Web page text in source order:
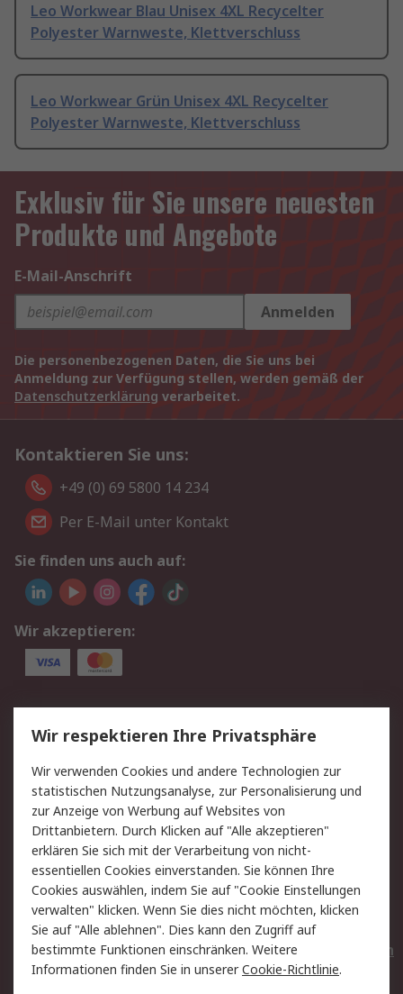
Leo Workwear Blau Unisex 4XL Recycelter
Polyester Warnweste, Klettverschluss
Leo Workwear Grün Unisex 4XL Recycelter
Polyester Warnweste, Klettverschluss
Exklusiv für Sie unsere neuesten
Produkte und Angebote
E-Mail-Anschrift
Anmelden
Die personenbezogenen Daten, die Sie uns bei
Anmeldung zur Verfügung stellen, werden gemäß der
Datenschutzerklärung verarbeitet.
Kontaktieren Sie uns:
+49 (0) 69 5800 14 234
Per E-Mail unter Kontakt
Sie finden uns auch auf:
Wir akzeptieren:
Service
Value Added Services
Lieferlösungen
Rücksendungen
Kontakt
Hilfe
Privatkunden
Rechtliches
AGB
Datenschutz
Cookie-Richtlinie
Zahlungsbedingungen
Copyright/Impressum
Entsorgung
Elektrogeräte/Batterien
Wir respektieren Ihre Privatsphäre
Wir verwenden Cookies und andere Technologien zur
statistischen Nutzungsanalyse, zur Personalisierung und
zur Anzeige von Werbung auf Websites von
Drittanbietern. Durch Klicken auf "Alle akzeptieren"
erklären Sie sich mit der Verarbeitung von nicht-
essentiellen Cookies einverstanden. Sie können Ihre
Cookies auswählen, indem Sie auf "Cookie Einstellungen
verwalten" klicken. Wenn Sie dies nicht möchten, klicken
Sie auf "Alle ablehnen". Dies kann den Zugriff auf
bestimmte Funktionen einschränken. Weitere
Informationen finden Sie in unsererCookie-Richtlinie.